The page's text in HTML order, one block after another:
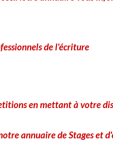
de l'écriture
en mettant à votre
annuaire de Stages et